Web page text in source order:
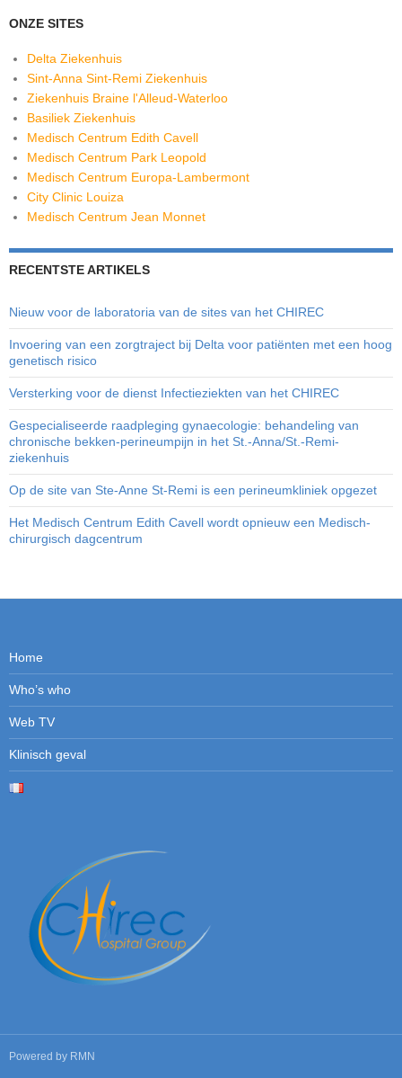
ONZE SITES
Delta Ziekenhuis
Sint-Anna Sint-Remi Ziekenhuis
Ziekenhuis Braine l'Alleud-Waterloo
Basiliek Ziekenhuis
Medisch Centrum Edith Cavell
Medisch Centrum Park Leopold
Medisch Centrum Europa-Lambermont
City Clinic Louiza
Medisch Centrum Jean Monnet
RECENTSTE ARTIKELS
Nieuw voor de laboratoria van de sites van het CHIREC
Invoering van een zorgtraject bij Delta voor patiënten met een hoog
genetisch risico
Versterking voor de dienst Infectieziekten van het CHIREC
Gespecialiseerde raadpleging gynaecologie: behandeling van
chronische bekken-perineumpijn in het St.-Anna/St.-Remi-
ziekenhuis
Op de site van Ste-Anne St-Remi is een perineumkliniek opgezet
Het Medisch Centrum Edith Cavell wordt opnieuw een Medisch-
chirurgisch dagcentrum
Home
Who’s who
Web TV
Klinisch geval
Powered by RMN